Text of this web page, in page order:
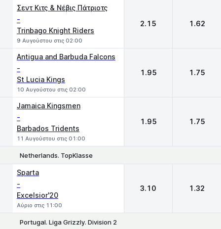
Σεντ Κιτς & Νέβις Πάτριοτς
-
Trinbago Knight Riders
9 Αυγούστου στις 02:00
2.15 1.62
Antigua and Barbuda Falcons
-
St Lucia Kings
10 Αυγούστου στις 02:00
1.95 1.75
Jamaica Kingsmen
-
Barbados Tridents
11 Αυγούστου στις 01:00
1.95 1.75
Netherlands. TopKlasse
Sparta
-
Excelsior'20
Αύριο στις 11:00
3.10 1.32
Portugal. Liga Grizzly. Division 2